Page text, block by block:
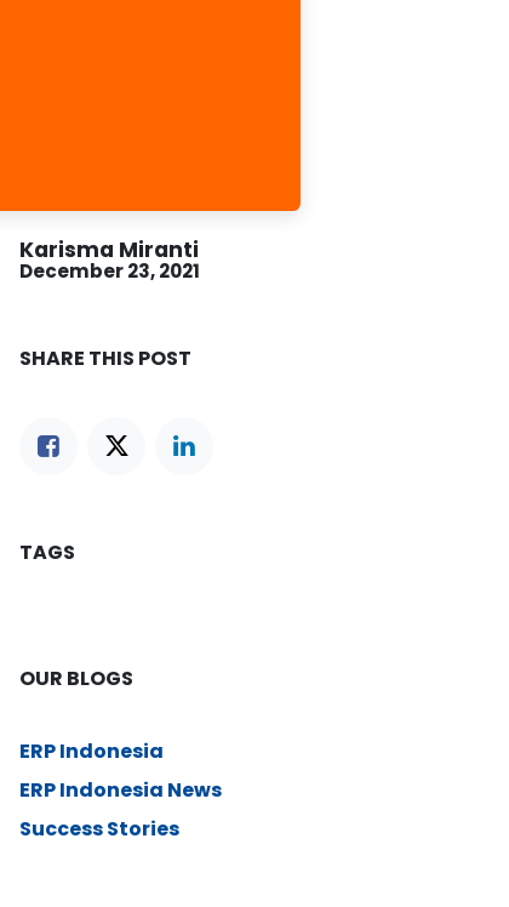
Karisma Miranti
December 23, 2021
SHARE THIS POST
TAGS
OUR BLOGS
ERP Indonesia
ERP Indonesia News
Success Stories